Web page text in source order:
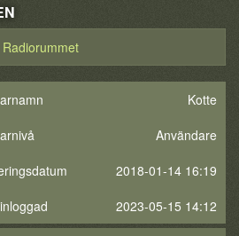
Radiorummet
Kotte
Användare
2018-01-14 16:19
2023-05-15 14:12